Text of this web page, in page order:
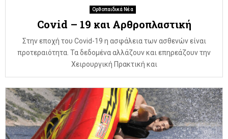
Ορθοπαιδικά Νέα
Covid – 19 και Αρθροπλαστική
Στην εποχή του Covid-19 η ασφάλεια των ασθενών είναι
προτεραιότητα. Τα δεδομένα αλλάζουν και επηρεάζουν την
Χειρουργική Πρακτική και